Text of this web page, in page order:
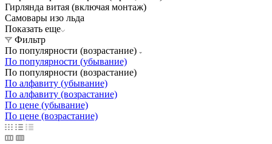
Гирлянда витая (включая монтаж)
Самовары изо льда
Показать еще
Фильтр
По популярности (возрастание)
По популярности (убывание)
По популярности (возрастание)
По алфавиту (убывание)
По алфавиту (возрастание)
По цене (убывание)
По цене (возрастание)